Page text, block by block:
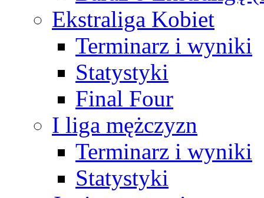
Ekstraliga Kobiet
Terminarz i wyniki
Statystyki
Final Four
I liga mężczyzn
Terminarz i wyniki
Statystyki